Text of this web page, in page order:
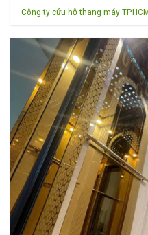
Công ty cứu hộ thang máy